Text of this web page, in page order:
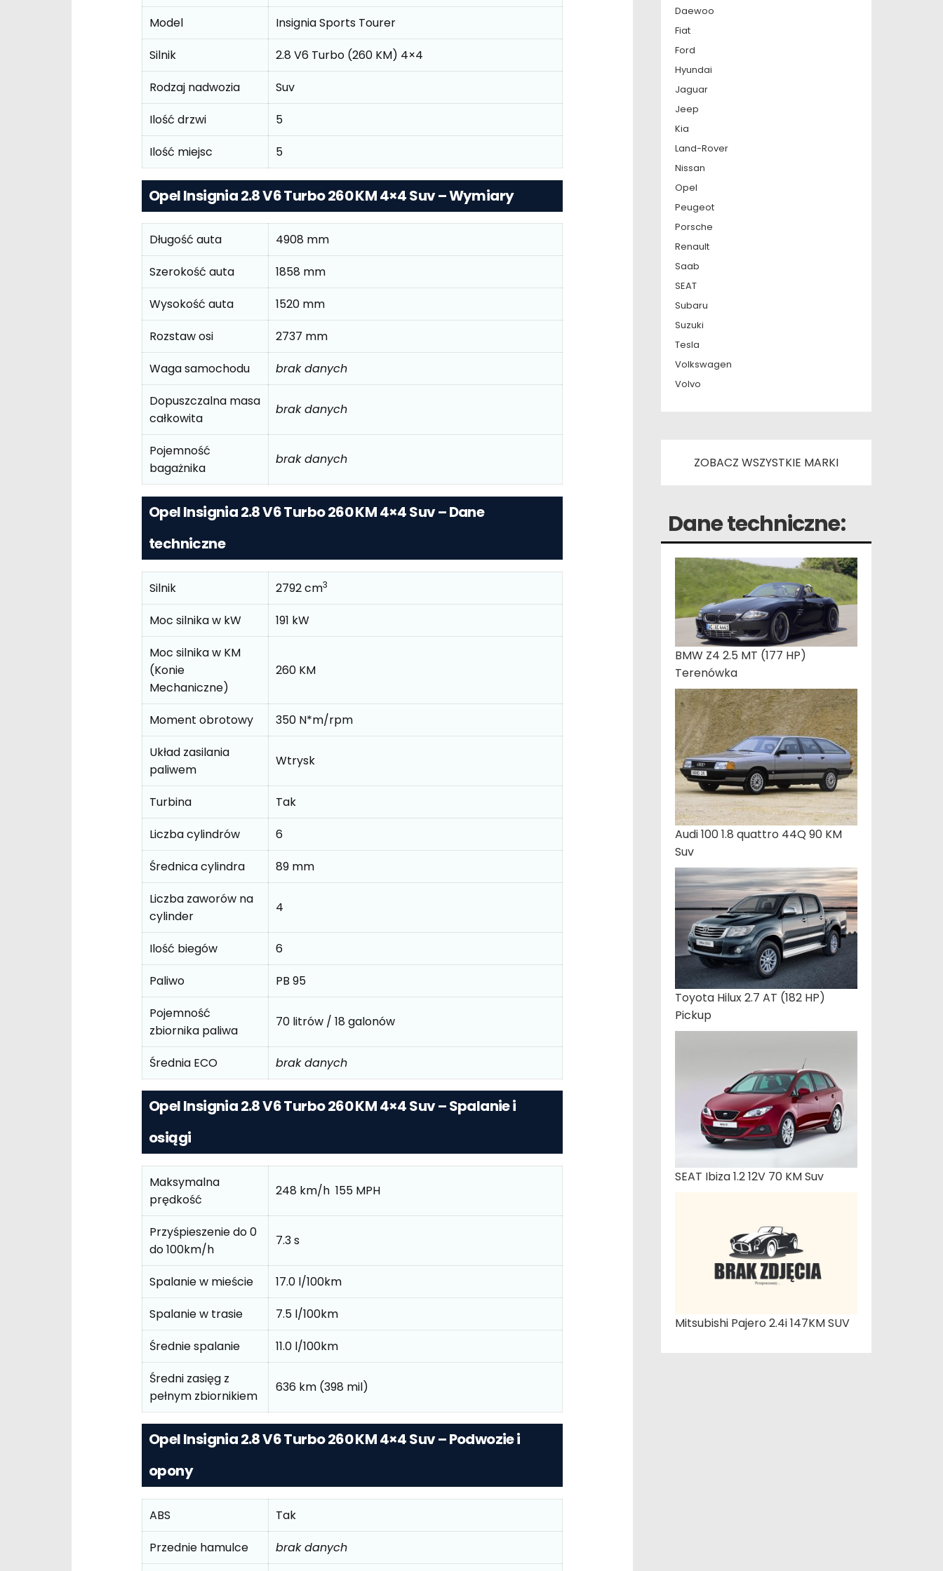
Model
Insignia Sports Tourer
Silnik
2.8 V6 Turbo (260 KM) 4×4
Rodzaj nadwozia
Suv
Ilość drzwi
5
Ilość miejsc
5
Opel Insignia 2.8 V6 Turbo 260 KM 4×4 Suv – Wymiary
Długość auta
4908 mm
Szerokość auta
1858 mm
Wysokość auta
1520 mm
Rozstaw osi
2737 mm
Waga samochodu
brak danych
Dopuszczalna masa
całkowita
brak danych
Pojemność
bagażnika
brak danych
Opel Insignia 2.8 V6 Turbo 260 KM 4×4 Suv – Dane
techniczne
Silnik 2792 cm3
Moc silnika w kW
191 kW
Moc silnika w KM
(Konie
Mechaniczne)
260 KM
Moment obrotowy
350 N*m/rpm
Układ zasilania
paliwem
Wtrysk
Turbina
Tak
Liczba cylindrów
6
Średnica cylindra
89 mm
Liczba zaworów na
cylinder
4
Ilość biegów
6
Paliwo
PB 95
Pojemność
zbiornika paliwa
70 litrów / 18 galonów
Średnia ECO brak danych
Opel Insignia 2.8 V6 Turbo 260 KM 4×4 Suv – Spalanie i
osiągi
Maksymalna
prędkość
248 km/h 155 MPH
Przyśpieszenie do 0
do 100km/h
7.3 s
Spalanie w mieście
17.0 l/100km
Spalanie w trasie
7.5 l/100km
Średnie spalanie
11.0 l/100km
Średni zasięg z
pełnym zbiornikiem
636 km (398 mil)
Opel Insignia 2.8 V6 Turbo 260 KM 4×4 Suv – Podwozie i
opony
ABS
Tak
Przednie hamulce
brak danych
Daewoo
Fiat
Ford
Hyundai
Jaguar
Jeep
Kia
Land-Rover
Nissan
Opel
Peugeot
Porsche
Renault
Saab
SEAT
Subaru
Suzuki
Tesla
Volkswagen
Volvo
ZOBACZ WSZYSTKIE MARKI
Dane techniczne:
BMW Z4 2.5 MT (177 HP)
Terenówka
Audi 100 1.8 quattro 44Q 90 KM
Suv
Toyota Hilux 2.7 AT (182 HP)
Pickup
SEAT Ibiza 1.2 12V 70 KM Suv
Mitsubishi Pajero 2.4i 147KM SUV